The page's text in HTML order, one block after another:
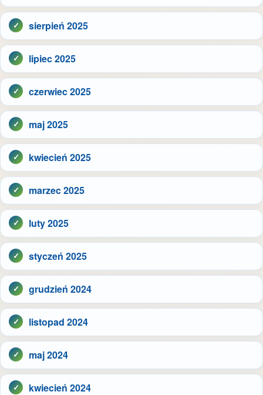
sierpień 2025
lipiec 2025
czerwiec 2025
maj 2025
kwiecień 2025
marzec 2025
luty 2025
styczeń 2025
grudzień 2024
listopad 2024
maj 2024
kwiecień 2024